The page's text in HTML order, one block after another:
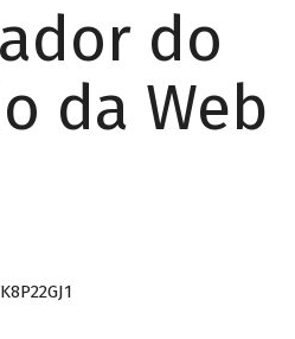
do
da Web